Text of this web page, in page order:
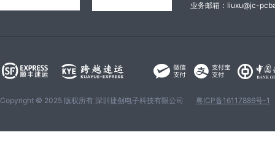
业务邮箱：liuxu@jc-
Copyright © 2025 版权所有 深圳捷创电子科技有限公司 粤ICP备16117886号-1